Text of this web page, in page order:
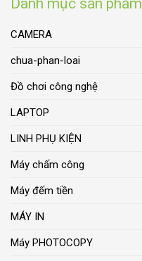
CAMERA
chua-phan-loai
Đồ chơi công nghệ
LAPTOP
LINH PHỤ KIỆN
Máy chấm công
Máy đếm tiền
MÁY IN
Máy PHOTOCOPY